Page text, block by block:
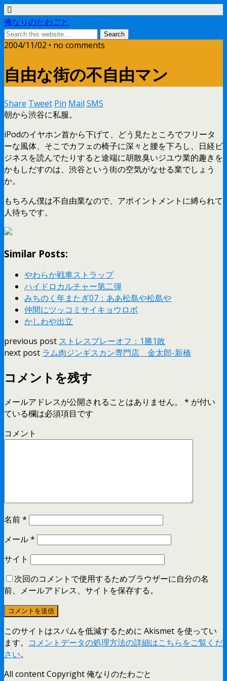
俺なりのたわごと
2004/11/02 • no comments
自由な街の不自由マン
Share Tweet Pin Mail SMS
朝から渋谷に私服。
iPodのイヤホン首から下げて、どう見たところでフリータ
ーな風体、そこでカフェの椅子に深々と腰を下ろし、日経ビ
ジネスを読んでたりすると途端に胡散臭いジユウ業的趣きを
かもしだすのは、渋谷という街の空気がなせる業でしょう
か。
もちろん僕は不自由業なので、アポイントメントに縛られて
人待ちです。
Similar Posts:
やわらか戦車ストラップ
ハイドロカルチャー第二弾
みちのく年またぎ07：ああ松島や松島や
仲間にツッコミサイキョウロボ
かしわや出立
previous post ストレスプレーオフ：1勝1敗
next post ラム肉ジンギスカン専門店 金太郎-新橋
コメントを残す
メールアドレスが公開されることはありません。 * が付い
ている欄は必須項目です
コメント
名前*
メール*
サイト
次回のコメントで使用するためブラウザーに自分の名
前、メールアドレス、サイトを保存する。
このサイトはスパムを低減するために Akismet を使ってい
ます。 コメントデータの処理方法の詳細はこちらをご覧くだ
さい。
All content Copyright 俺なりのたわごと